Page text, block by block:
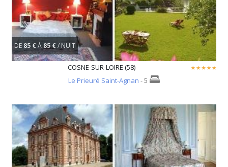
DE 85 € À 85 €/ NUIT
COSNE-SUR-LOIRE (58)
Le Prieuré Saint-Agnan - 5